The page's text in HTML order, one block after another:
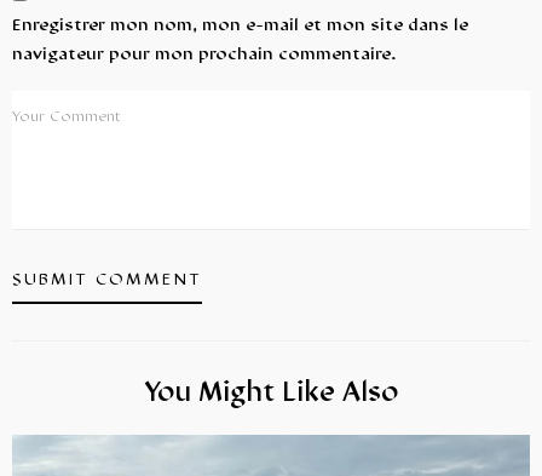
Enregistrer mon nom, mon e-mail et mon site dans le
navigateur pour mon prochain commentaire.
You Might Like Also